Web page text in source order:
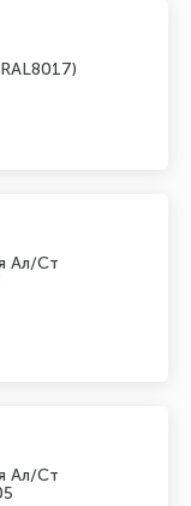
Ал/Ст
Ал/Ст